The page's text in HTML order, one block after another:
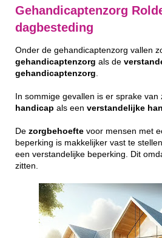
Gehandicaptenzorg
dagbesteding
Onder de gehandicaptenzorg vallen
gehandicaptenzorg als de
gehandicaptenzorg
In sommige gevallen is er sprake van
handicap als een verstandelijke
De zorgbehoefte voor mensen met
beperking is makkelijker vast te
een verstandelijke beperking. Dit
zitten.